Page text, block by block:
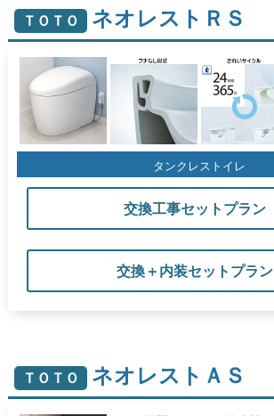
ＴＯＴＯ ネオレストＲＳ
タンクレストイレ
交換工事セットプラン
交換＋内装セットプラン
ＴＯＴＯ ネオレストＡＳ